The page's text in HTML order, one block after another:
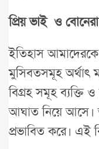
প্রিয় ভাই ও
ইতিহাস
মুসিবতসমূহ অর্থাৎ
বিগ্রহ সমূহ ব্যক্তি
আঘাত নিয়ে আসে।
প্রভাবিত করে। এই